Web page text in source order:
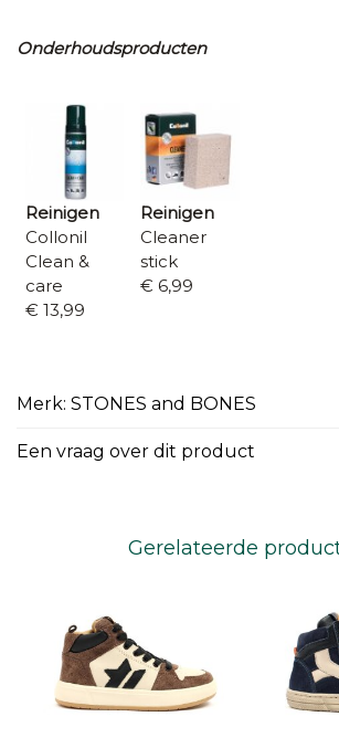
Onderhoudsproducten
Reinigen
Collonil
Clean &
care
€ 13,99
Reinigen
Cleaner
stick
€ 6,99
Merk: STONES and BONES
Een vraag over dit product
Gerelateerde